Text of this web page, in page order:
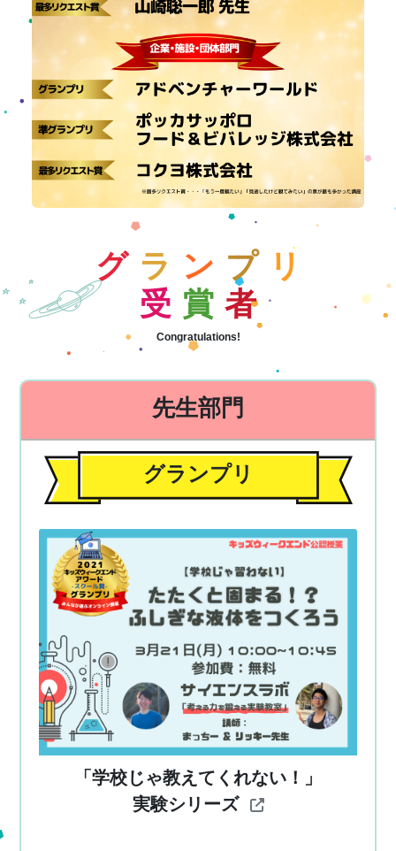
グ ラ ン プ リ
受 賞 者
Congratulations!
先生部門
グランプリ
「学校じゃ教えてくれない！」
実験シリーズ